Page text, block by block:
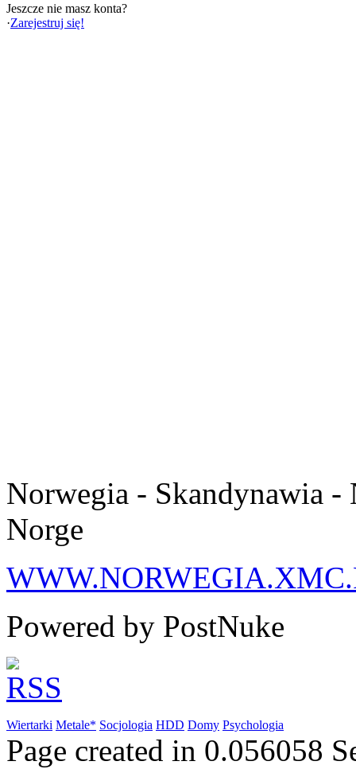
Jeszcze nie masz konta?
·Zarejestruj się!
Norwegia - Skandynawia
Norge
Powered by PostNuke
Wiertarki Metale* Socjologia HDD Domy Psychologia
Page created in 0.056058